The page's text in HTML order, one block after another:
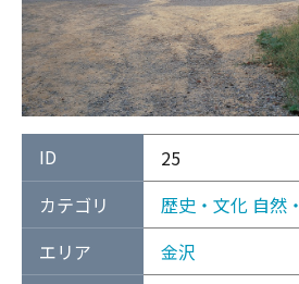
ID
25
カテゴリ
歴史・文化 自然
エリア
金沢